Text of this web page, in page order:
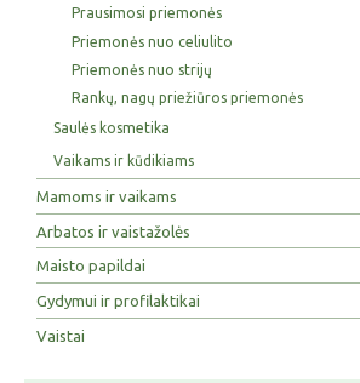
Prausimosi priemonės
Priemonės nuo celiulito
Priemonės nuo strijų
Rankų, nagų priežiūros priemonės
Saulės kosmetika
Vaikams ir kūdikiams
Mamoms ir vaikams
Arbatos ir vaistažolės
Maisto papildai
Gydymui ir profilaktikai
Vaistai